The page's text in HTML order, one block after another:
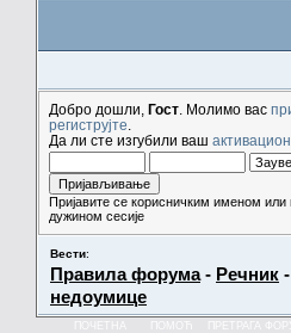
Добро дошли, Гост . Молимо вас
региструјте
Да ли сте изгубили ваш
Пријавите се корисничким именом или
дужином сесије
Вести:
Правила форума- Речник -
недоумице